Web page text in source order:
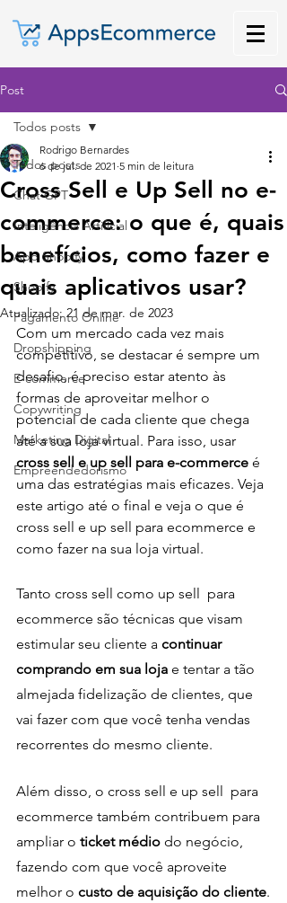
Post
Todos posts
Chat GPT
Inteligência Artificial
App Shopify
Shopify
Pagamento Online
Dropshipping
E-commerce
Copywriting
Marketing Digital
Empreendedorismo
Todos posts
Cross Sell e Up Sell no e-
commerce: o que é, quais
benefícios, como fazer e
quais aplicativos usar?
Rodrigo Bernardes
6 de jul. de 2021 5 min de leitura
Atualizado:21 de mar. de 2023
Com um mercado cada vez mais
competitivo, se destacar é sempre um
desafio, é preciso estar atento às
formas de aproveitar melhor o
potencial de cada cliente que chega
até a sua loja virtual. Para isso, usar
cross sell e up sell para e-commerce é
uma das estratégias mais eficazes. Veja
este artigo até o final e veja o que é
cross sell e up sell para ecommerce e
como fazer na sua loja virtual.
Tanto cross sell como up sell  para
ecommerce são técnicas que visam
estimular seu cliente a continuar
comprando em sua loja e tentar a tão
almejada fidelização de clientes, que
vai fazer com que você tenha vendas
recorrentes do mesmo cliente.
Além disso, o cross sell e up sell  para
ecommerce também contribuem para
ampliar o ticket médio do negócio,
fazendo com que você aproveite
melhor o custo de aquisição do cliente.